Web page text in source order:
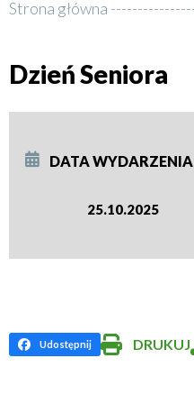
nawigacyjna
Strona główna
Dzień Seniora
DATA WYDARZENIA
25.10.2025
Udostępnij
Facebook
WillDRUKUJ